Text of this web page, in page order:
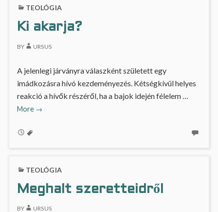
TEOLÓGIA
Ki akarja?
BY URSUS
A jelenlegi járványra válaszként született egy
imádkozásra hívó kezdeményezés. Kétségkívül helyes
reakció a hívők részéről, ha a bajok idején félelem …
More
Ki
→
TEOLÓGIA
Meghalt szeretteidről
BY URSUS